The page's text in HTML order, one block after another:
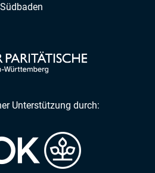
Südbaden
Unterstützung durch: